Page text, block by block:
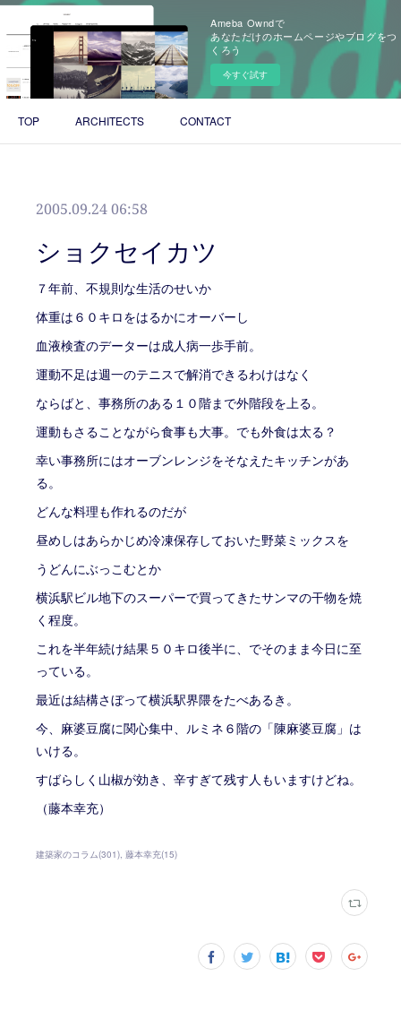
Ameba Owndで
あなただけのホームページやブログをつ
くろう
今すぐ試す
TOP ARCHITECTS CONTACT
2005.09.24 06:58
ショクセイカツ
７年前、不規則な生活のせいか
体重は６０キロをはるかにオーバーし
血液検査のデーターは成人病一歩手前。
運動不足は週一のテニスで解消できるわけはなく
ならばと、事務所のある１０階まで外階段を上る。
運動もさることながら食事も大事。でも外食は太る？
幸い事務所にはオーブンレンジをそなえたキッチンがあ
る。
どんな料理も作れるのだが
昼めしはあらかじめ冷凍保存しておいた野菜ミックスを
うどんにぶっこむとか
横浜駅ビル地下のスーパーで買ってきたサンマの干物を焼
く程度。
これを半年続け結果５０キロ後半に、でそのまま今日に至
っている。
最近は結構さぼって横浜駅界隈をたべあるき。
今、麻婆豆腐に関心集中、ルミネ６階の「陳麻婆豆腐」は
いける。
すばらしく山椒が効き、辛すぎて残す人もいますけどね。
（藤本幸充）
建築家のコラム(301) 藤本幸充(15)